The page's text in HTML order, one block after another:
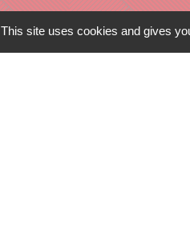
This site uses cookies and gives